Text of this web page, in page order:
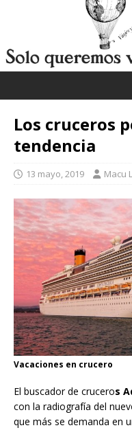
Los cruceros
tendencia
13 mayo, 2019 Macu
Vacaciones en crucero
El buscador de cruceros
con la radiografía del
que más se demanda en